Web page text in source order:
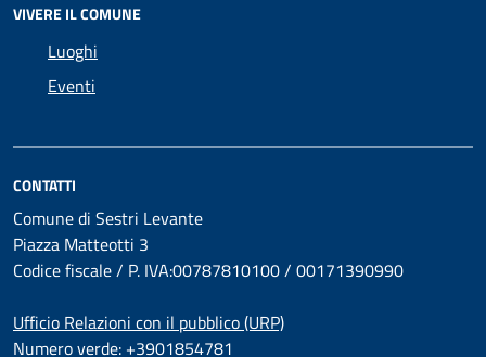
VIVERE IL COMUNE
Luoghi
Eventi
CONTATTI
Comune di Sestri Levante
Piazza Matteotti 3
Codice fiscale / P. IVA:00787810100 / 00171390990
Ufficio Relazioni con il pubblico (URP)
Numero verde: +3901854781